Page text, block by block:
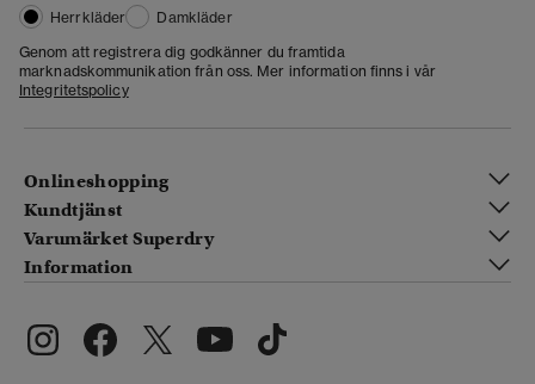
Herrkläder
Damkläder
Genom att registrera dig godkänner du framtida
marknadskommunikation från oss. Mer information finns i vår
Integritetspolicy
Onlineshopping
Kundtjänst
Varumärket Superdry
Information